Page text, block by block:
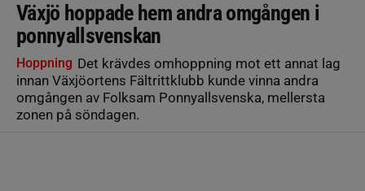
Växjö hoppade hem andra omgången i
ponnyallsvenskan
Hoppning Det krävdes omhoppning mot ett annat lag
innan Växjöortens Fältrittklubb kunde vinna andra
omgången av Folksam Ponnyallsvenska, mellersta
zonen på söndagen.